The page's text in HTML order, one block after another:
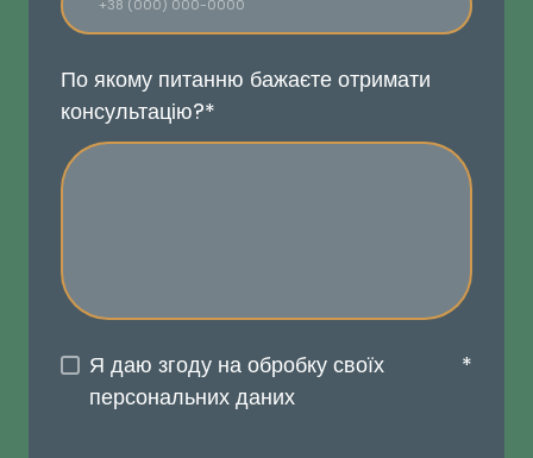
По якому питанню бажаєте отримати
консультацію?*
Я даю згоду на обробку своїх
персональних даних
*